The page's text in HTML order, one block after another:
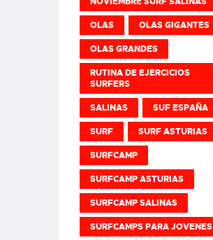
OLAS OLAS GIGANTES
OLAS GRANDES
RUTINA DE EJERCICIOS
SURFERS
SALINAS SUF ESPAÑA
SURF SURF ASTURIAS
SURFCAMP
SURFCAMP ASTURIAS
SURFCAMP SALINAS
SURFCAMPS PARA JOVENES